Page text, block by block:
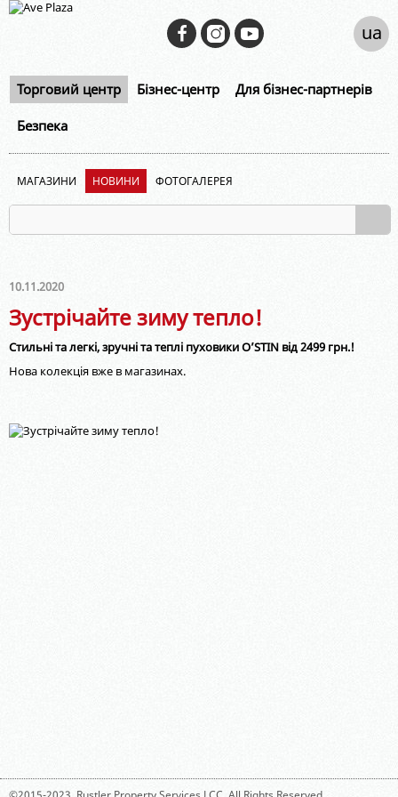
Торговий центр Бізнес-центр Для бізнес-партнерів
Безпека
ua
МАГАЗИНИ НОВИНИ ФОТОГАЛЕРЕЯ
10.11.2020
Зустрічайте зиму тепло!
Стильні та легкі, зручні та теплі пуховики O’STIN від 2499 грн.!
Нова колекція вже в магазинах.